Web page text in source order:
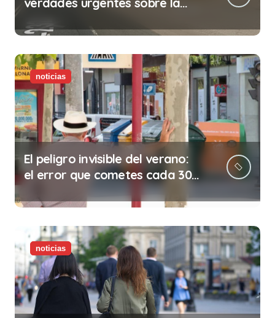
noticias
El peligro invisible del verano:
el error que cometes cada 30
minutos en tu trabajo (y la
ilegalidad que te puede costar
la vida)
noticias